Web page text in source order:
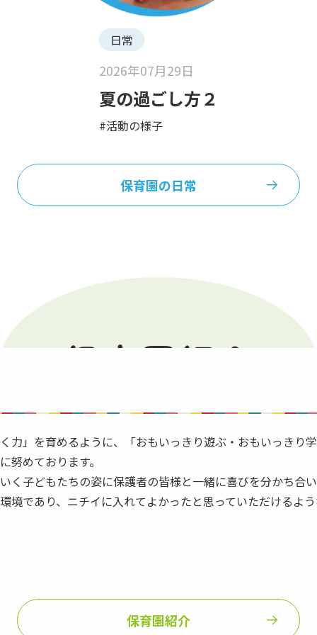
日常
2026年07月29日
夏の過ごし方２
#活動の様子
保育園の日常
保育園紹介
力」を育めるように、「おもいっきり遊ぶ・おもいっきり
努めております。
く子どもたちの姿に保護者の皆様と一緒に喜びを分かち合
境であり、ニチイに入れてよかったと思っていただけるよ
保育園紹介